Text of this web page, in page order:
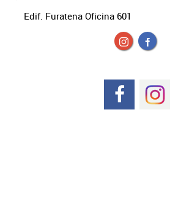
Edif. Furatena Oficina 601